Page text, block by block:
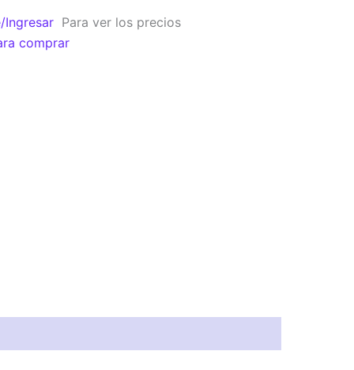
Ingresar Para ver los precios
comprar